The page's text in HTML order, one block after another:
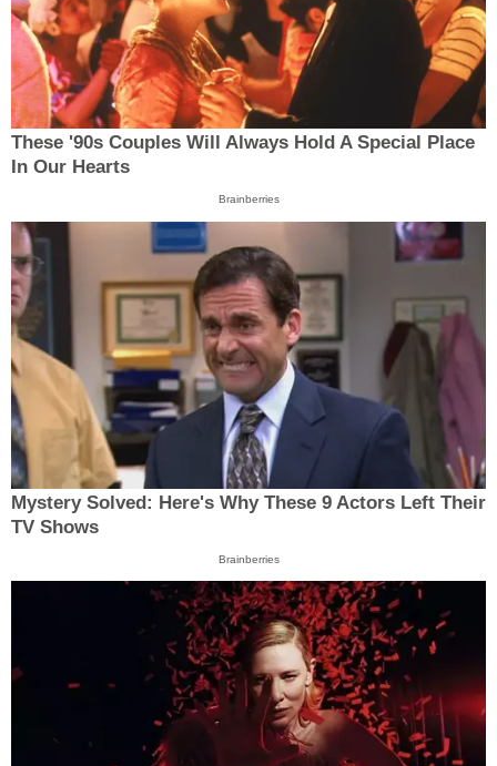
These '90s Couples Will Always Hold A Special Place
In Our Hearts
Brainberries
Mystery Solved: Here's Why These 9 Actors Left Their
TV Shows
Brainberries